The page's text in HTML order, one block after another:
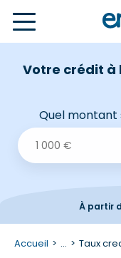
Votre crédit à
Quel montant
À partir
Accueil ... Taux